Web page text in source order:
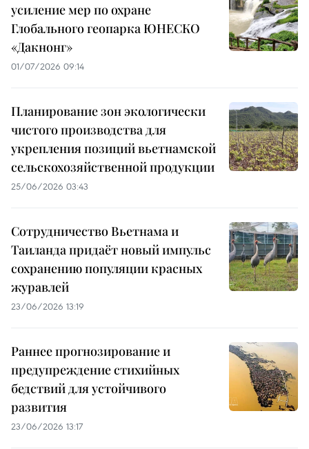
усиление мер по охране
Глобального геопарка ЮНЕСКО
«Дакнонг»
01/07/2026 09:14
Планирование зон экологически
чистого производства для
укрепления позиций вьетнамской
сельскохозяйственной продукции
25/06/2026 03:43
Сотрудничество Вьетнама и
Таиланда придаёт новый импульс
сохранению популяции красных
журавлей
23/06/2026 13:19
Раннее прогнозирование и
предупреждение стихийных
бедствий для устойчивого
развития
23/06/2026 13:17